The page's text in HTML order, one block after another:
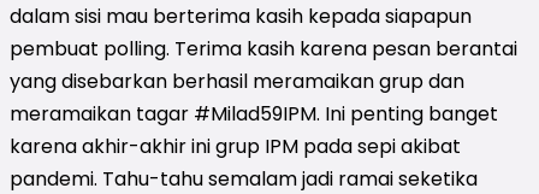
dalam sisi mau berterima kasih kepada siapapun
pembuat polling. Terima kasih karena pesan berantai
yang disebarkan berhasil meramaikan grup dan
meramaikan tagar #Milad59IPM. Ini penting banget
karena akhir-akhir ini grup IPM pada sepi akibat
pandemi. Tahu-tahu semalam jadi ramai seketika